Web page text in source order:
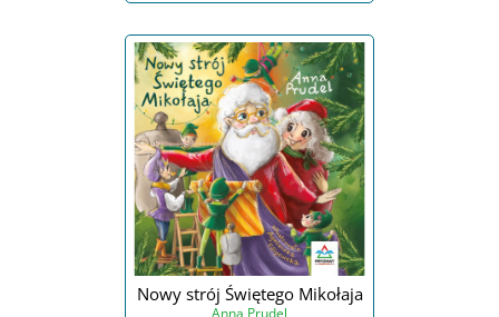
Nowy strój Świętego Mikołaja